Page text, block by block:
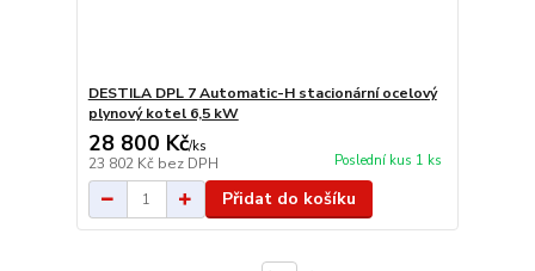
DESTILA DPL 7 Automatic-H stacionární ocelový
plynový kotel 6,5 kW
28 800 Kč/ks
23 802 Kč bez DPH Poslední kus 1 ks
Přidat do košíku